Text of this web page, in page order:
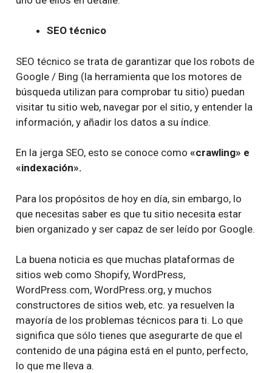
SEO técnico
SEO técnico se trata de garantizar que los robots de
Google / Bing (la herramienta que los motores de
búsqueda utilizan para comprobar tu sitio) puedan
visitar tu sitio web, navegar por el sitio, y entender la
información, y añadir los datos a su índice.
En la jerga SEO, esto se conoce como «crawling» e
«indexación».
Para los propósitos de hoy en día, sin embargo, lo
que necesitas saber es que tu sitio necesita estar
bien organizado y ser capaz de ser leído por Google.
La buena noticia es que muchas plataformas de
sitios web como Shopify, WordPress,
WordPress.com, WordPress.org, y muchos
constructores de sitios web, etc. ya resuelven la
mayoría de los problemas técnicos para ti. Lo que
significa que sólo tienes que asegurarte de que el
contenido de una página está en el punto, perfecto,
lo que me lleva a.